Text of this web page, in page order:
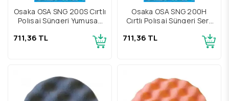
Osaka OSA SNG 200S Cırtlı
Polısaj Süngeri Yumusak
711,36 TL
Osaka OSA SNG 200H
Cırtlı Polısaj Süngeri Sert
711,36 TL